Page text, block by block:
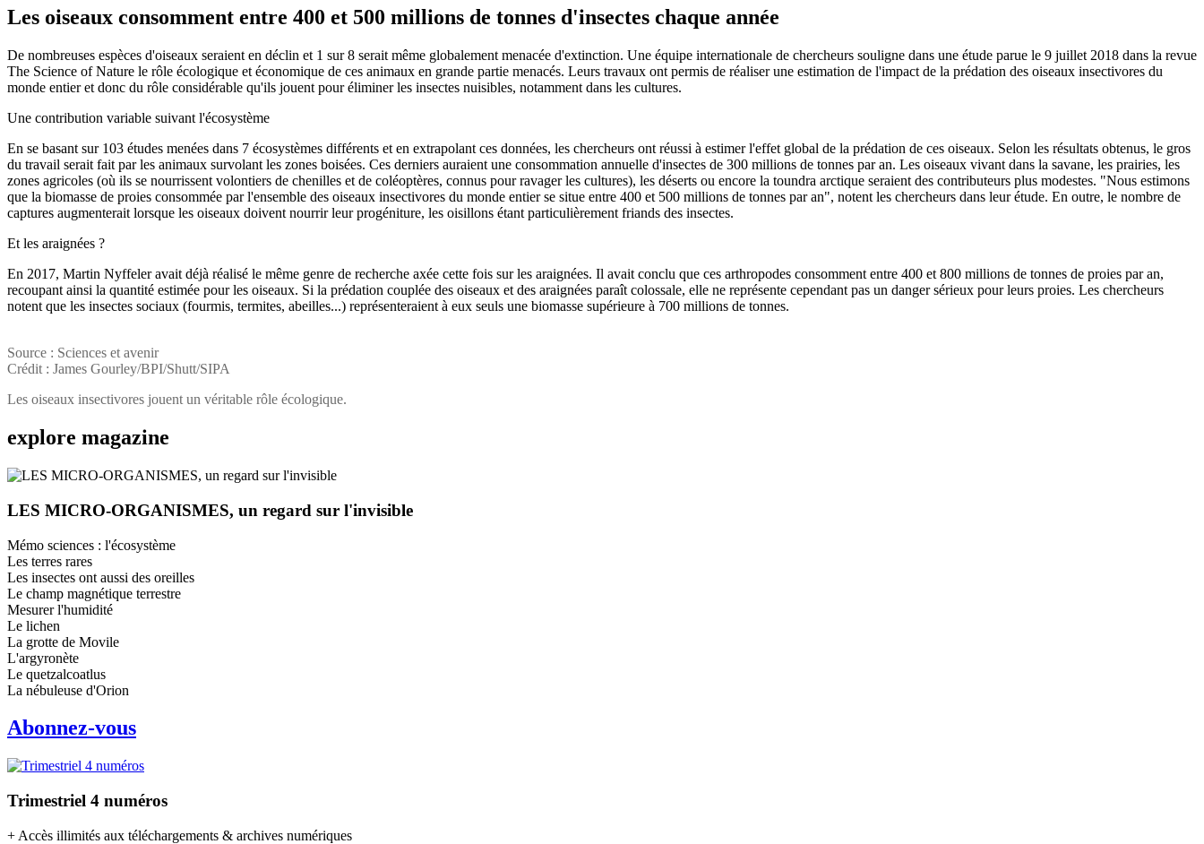
Les oiseaux consomment entre 400 et 500 millions de tonnes d'insectes chaque année
De nombreuses espèces d'oiseaux seraient en déclin et 1 sur 8 serait même globalement menacée d'extinction. Une équipe internationale de chercheurs souligne dans une étude parue le 9 juillet 2018 dans la revue
The Science of Nature le rôle écologique et économique de ces animaux en grande partie menacés. Leurs travaux ont permis de réaliser une estimation de l'impact de la prédation des oiseaux insectivores du
monde entier et donc du rôle considérable qu'ils jouent pour éliminer les insectes nuisibles, notamment dans les cultures.
Une contribution variable suivant l'écosystème
En se basant sur 103 études menées dans 7 écosystèmes différents et en extrapolant ces données, les chercheurs ont réussi à estimer l'effet global de la prédation de ces oiseaux. Selon les résultats obtenus, le gros
du travail serait fait par les animaux survolant les zones boisées. Ces derniers auraient une consommation annuelle d'insectes de 300 millions de tonnes par an. Les oiseaux vivant dans la savane, les prairies, les
zones agricoles (où ils se nourrissent volontiers de chenilles et de coléoptères, connus pour ravager les cultures), les déserts ou encore la toundra arctique seraient des contributeurs plus modestes. "Nous estimons
que la biomasse de proies consommée par l'ensemble des oiseaux insectivores du monde entier se situe entre 400 et 500 millions de tonnes par an", notent les chercheurs dans leur étude. En outre, le nombre de
captures augmenterait lorsque les oiseaux doivent nourrir leur progéniture, les oisillons étant particulièrement friands des insectes.
Et les araignées ?
En 2017, Martin Nyffeler avait déjà réalisé le même genre de recherche axée cette fois sur les araignées. Il avait conclu que ces arthropodes consomment entre 400 et 800 millions de tonnes de proies par an,
recoupant ainsi la quantité estimée pour les oiseaux. Si la prédation couplée des oiseaux et des araignées paraît colossale, elle ne représente cependant pas un danger sérieux pour leurs proies. Les chercheurs
notent que les insectes sociaux (fourmis, termites, abeilles...) représenteraient à eux seuls une biomasse supérieure à 700 millions de tonnes.
Source : Sciences et avenir
Crédit : James Gourley/BPI/Shutt/SIPA
Les oiseaux insectivores jouent un véritable rôle écologique.
explore magazine
LES MICRO-ORGANISMES, un regard sur l'invisible
Mémo sciences : l'écosystème
Les terres rares
Les insectes ont aussi des oreilles
Le champ magnétique terrestre
Mesurer l'humidité
Le lichen
La grotte de Movile
L'argyronète
Le quetzalcoatlus
La nébuleuse d'Orion
Abonnez-vous
Trimestriel 4 numéros
+ Accès illimités aux téléchargements & archives numériques